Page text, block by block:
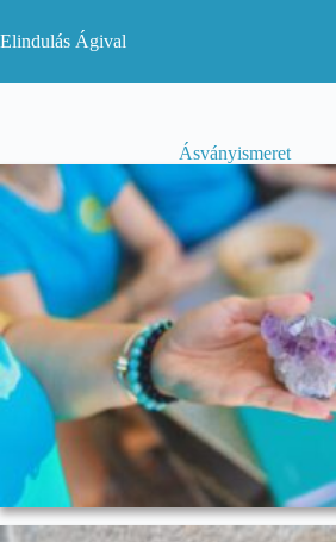
to
content
Elindulás Ágival
Ásványismeret